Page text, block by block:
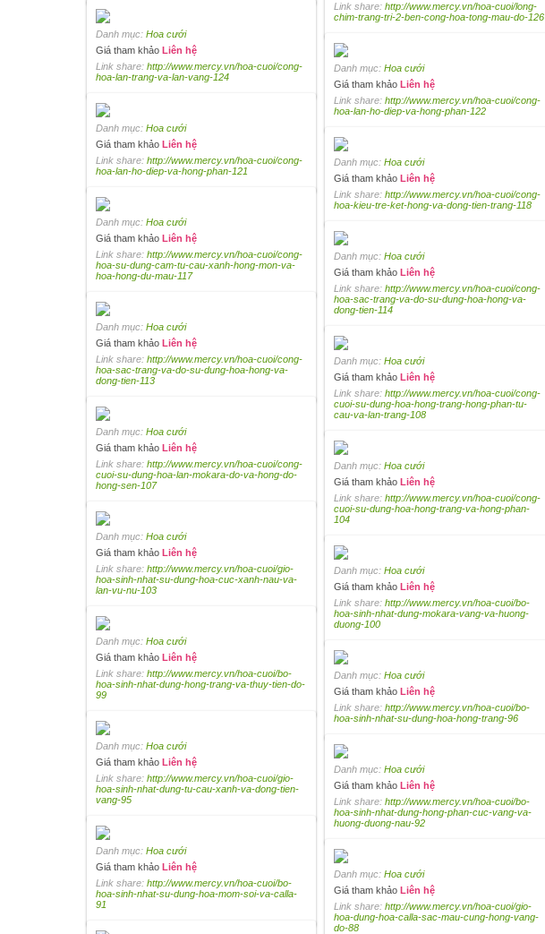
Link share: http://www.mercy.vn/hoa-cuoi/long-
chim-trang-tri-2-ben-cong-hoa-tong-mau-do-126
Danh mục: Hoa cưới
Giá tham khảo Liên hệ
Link share: http://www.mercy.vn/hoa-cuoi/cong-
hoa-lan-trang-va-lan-vang-124
Danh mục: Hoa cưới
Giá tham khảo Liên hệ
Link share: http://www.mercy.vn/hoa-cuoi/cong-
hoa-lan-ho-diep-va-hong-phan-122
Danh mục: Hoa cưới
Giá tham khảo Liên hệ
Link share: http://www.mercy.vn/hoa-cuoi/cong-
hoa-lan-ho-diep-va-hong-phan-121
Danh mục: Hoa cưới
Giá tham khảo Liên hệ
Link share: http://www.mercy.vn/hoa-cuoi/cong-
hoa-kieu-tre-ket-hong-va-dong-tien-trang-118
Danh mục: Hoa cưới
Giá tham khảo Liên hệ
Link share: http://www.mercy.vn/hoa-cuoi/cong-
hoa-su-dung-cam-tu-cau-xanh-hong-mon-va-
hoa-hong-du-mau-117
Danh mục: Hoa cưới
Giá tham khảo Liên hệ
Link share: http://www.mercy.vn/hoa-cuoi/cong-
hoa-sac-trang-va-do-su-dung-hoa-hong-va-
dong-tien-114
Danh mục: Hoa cưới
Giá tham khảo Liên hệ
Link share: http://www.mercy.vn/hoa-cuoi/cong-
hoa-sac-trang-va-do-su-dung-hoa-hong-va-
dong-tien-113
Danh mục: Hoa cưới
Giá tham khảo Liên hệ
Link share: http://www.mercy.vn/hoa-cuoi/cong-
cuoi-su-dung-hoa-hong-trang-hong-phan-tu-
cau-va-lan-trang-108
Danh mục: Hoa cưới
Giá tham khảo Liên hệ
Link share: http://www.mercy.vn/hoa-cuoi/cong-
cuoi-su-dung-hoa-lan-mokara-do-va-hong-do-
hong-sen-107
Danh mục: Hoa cưới
Giá tham khảo Liên hệ
Link share: http://www.mercy.vn/hoa-cuoi/cong-
cuoi-su-dung-hoa-hong-trang-va-hong-phan-
104
Danh mục: Hoa cưới
Giá tham khảo Liên hệ
Link share: http://www.mercy.vn/hoa-cuoi/gio-
hoa-sinh-nhat-su-dung-hoa-cuc-xanh-nau-va-
lan-vu-nu-103
Danh mục: Hoa cưới
Giá tham khảo Liên hệ
Link share: http://www.mercy.vn/hoa-cuoi/bo-
hoa-sinh-nhat-dung-mokara-vang-va-huong-
duong-100
Danh mục: Hoa cưới
Giá tham khảo Liên hệ
Link share: http://www.mercy.vn/hoa-cuoi/bo-
hoa-sinh-nhat-dung-hong-trang-va-thuy-tien-do-
99
Danh mục: Hoa cưới
Giá tham khảo Liên hệ
Link share: http://www.mercy.vn/hoa-cuoi/bo-
hoa-sinh-nhat-su-dung-hoa-hong-trang-96
Danh mục: Hoa cưới
Giá tham khảo Liên hệ
Link share: http://www.mercy.vn/hoa-cuoi/gio-
hoa-sinh-nhat-dung-tu-cau-xanh-va-dong-tien-
vang-95
Danh mục: Hoa cưới
Giá tham khảo Liên hệ
Link share: http://www.mercy.vn/hoa-cuoi/bo-
hoa-sinh-nhat-dung-hong-phan-cuc-vang-va-
huong-duong-nau-92
Danh mục: Hoa cưới
Giá tham khảo Liên hệ
Link share: http://www.mercy.vn/hoa-cuoi/bo-
hoa-sinh-nhat-su-dung-hoa-mom-soi-va-calla-
91
Danh mục: Hoa cưới
Giá tham khảo Liên hệ
Link share: http://www.mercy.vn/hoa-cuoi/gio-
hoa-dung-hoa-calla-sac-mau-cung-hong-vang-
do-88